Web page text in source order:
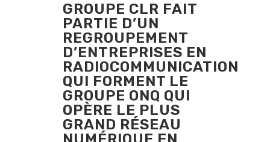
GROUPE CLR FAIT
PARTIE D’UN
REGROUPEMENT
D’ENTREPRISES EN
RADIOCOMMUNICATION
QUI FORMENT LE
GROUPE ONQ QUI
OPÈRE LE PLUS
GRAND RÉSEAU